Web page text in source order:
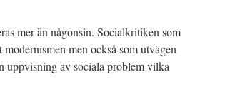
mer än någonsin. Socialkritiken som
men också som utvägen
uppvisning av sociala problem vilka